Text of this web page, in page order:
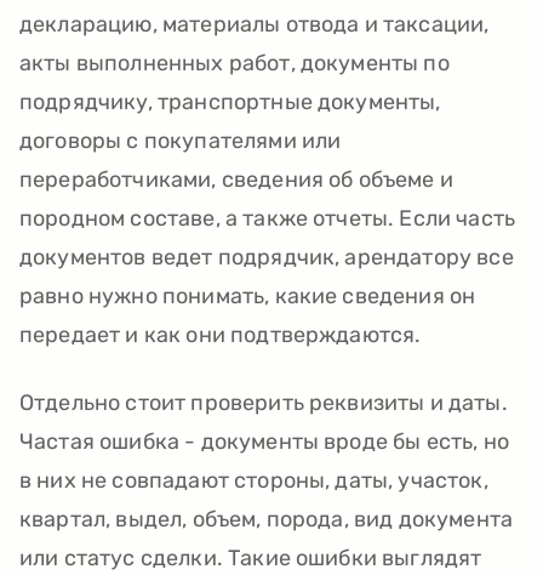
декларацию, материалы отвода и таксации,
акты выполненных работ, документы по
подрядчику, транспортные документы,
договоры с покупателями или
переработчиками, сведения об объеме и
породном составе, а также отчеты. Если часть
документов ведет подрядчик, арендатору все
равно нужно понимать, какие сведения он
передает и как они подтверждаются.
Отдельно стоит проверить реквизиты и даты.
Частая ошибка - документы вроде бы есть, но
в них не совпадают стороны, даты, участок,
квартал, выдел, объем, порода, вид документа
или статус сделки. Такие ошибки выглядят